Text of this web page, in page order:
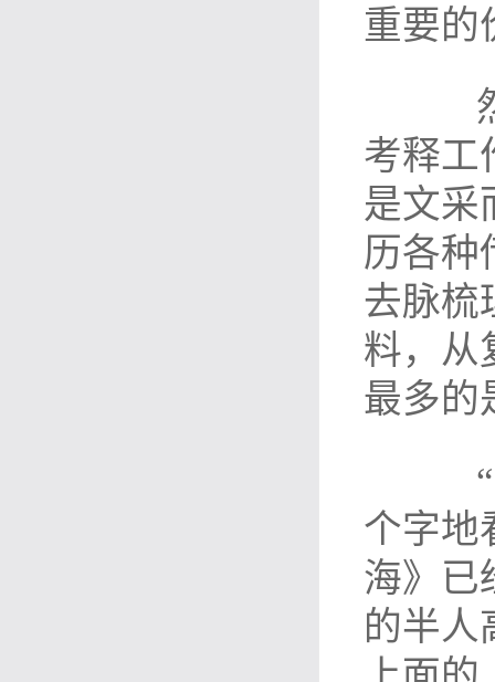
重要的
然
考释工
是文采
历各种
去脉梳
料，从
最多的
“《
个字地
海》已
的半人